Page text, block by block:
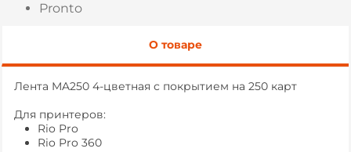
Pronto
О товаре
Лента MA250 4-цветная с покрытием на 250 карт
Для принтеров:
Rio Pro
Rio Pro 360